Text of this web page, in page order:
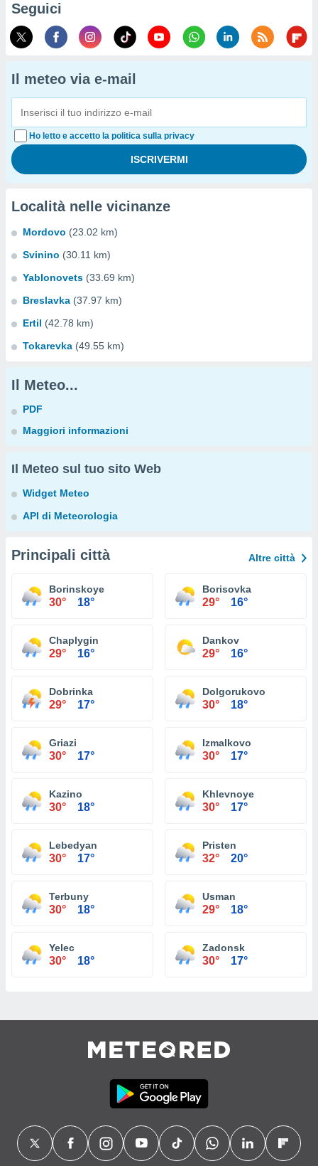
Seguici
Il meteo via e-mail
Ho letto e accetto la politica sulla privacy
Località nelle vicinanze
Mordovo (23.02 km)
Svinino (30.11 km)
Yablonovets (33.69 km)
Breslavka (37.97 km)
Ertil (42.78 km)
Tokarevka (49.55 km)
Il Meteo...
PDF
Maggiori informazioni
Il Meteo sul tuo sito Web
Widget Meteo
API di Meteorologia
Principali città Altre città
Borinskoye
30° 18°
Borisovka
29° 16°
Chaplygin
29° 16°
Dankov
29° 16°
Dobrinka
29° 17°
Dolgorukovo
30° 18°
Griazi
30° 17°
Izmalkovo
30° 17°
Kazino
30° 18°
Khlevnoye
30° 17°
Lebedyan
30° 17°
Pristen
32° 20°
Terbuny
30° 18°
Usman
29° 18°
Yelec
30° 18°
Zadonsk
30° 17°